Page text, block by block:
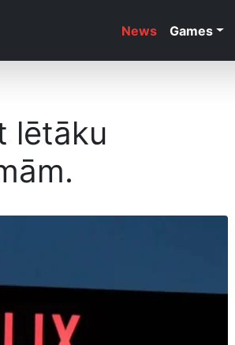
News Games
lētāku